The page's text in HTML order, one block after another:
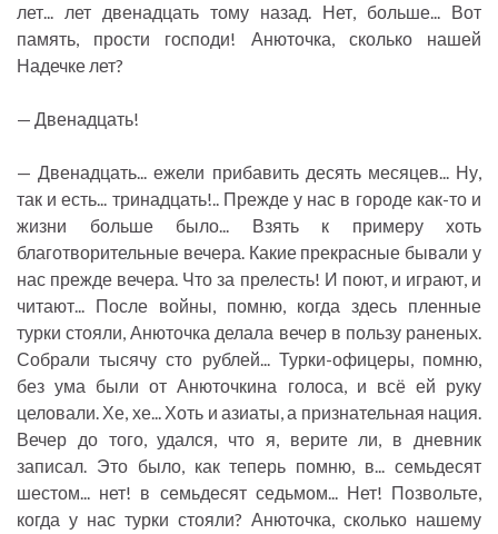
лет... лет двенадцать тому назад. Нет, больше... Вот
память, прости господи! Анюточка, сколько нашей
Надечке лет?
— Двенадцать!
— Двенадцать... ежели прибавить десять месяцев... Ну,
так и есть... тринадцать!.. Прежде у нас в городе как-то и
жизни больше было... Взять к примеру хоть
благотворительные вечера. Какие прекрасные бывали у
нас прежде вечера. Что за прелесть! И поют, и играют, и
читают... После войны, помню, когда здесь пленные
турки стояли, Анюточка делала вечер в пользу раненых.
Собрали тысячу сто рублей... Турки-офицеры, помню,
без ума были от Анюточкина голоса, и всё ей руку
целовали. Хе, хе... Хоть и азиаты, а признательная нация.
Вечер до того, удался, что я, верите ли, в дневник
записал. Это было, как теперь помню, в... семьдесят
шестом... нет! в семьдесят седьмом... Нет! Позвольте,
когда у нас турки стояли? Анюточка, сколько нашему